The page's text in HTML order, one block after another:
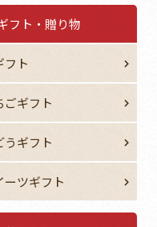
フト・贈り物
フト
ごギフト
うギフト
ーツギフト